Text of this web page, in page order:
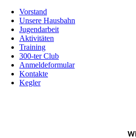
Vorstand
Unsere Hausbahn
Jugendarbeit
Aktivitäten
Training
300-ter Club
Anmeldeformular
Kontakte
Kegler